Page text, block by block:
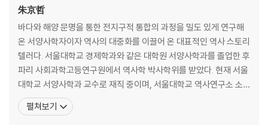
Part 2 십자가와 왕관: 성과 속의 뜨거운 경쟁과 새로운 발전
8 코르도바의 모스크-성당, 두 문명이 공존하는 ‘세계의 보석’
이븐 자이둔과 왈라다
9 엘시드, 재정복운동의 허구적 영웅
10 ‘새사냥꾼' 하인리히, 제국의 길을 열다
朱京哲
바다와 해양 문명을 통한 전지구적 통합의 과정을 밀도 있게 연구해
온 서양사학자이자 역사의 대중화를 이끌어 온 대표적인 역사 스토리
텔러다. 서울대학교 경제학과와 같은 대학원 서양사학과를 졸업한 후
파리 사회과학고등연구원에서 역사학 박사학위를 받았다. 현재 서울
대학교 서양사학과 교수로 재직 중이며, 서울대학교 역사연구소 소
장과 중세르네상스연구소 소장, 도시사학회 회장을 지냈다. 근대사
와 해양사에 대한 독보적인 저작인 《대항해 시대》, 《바다 인류》를 비
펼쳐보기